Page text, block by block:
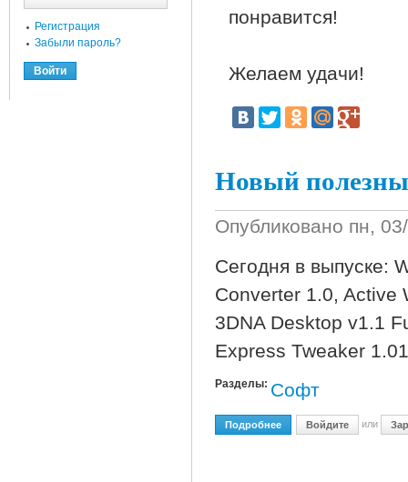
понравится!
Желаем удачи!
Новый
Опубликовано пн,
Сегодня в выпуске:
Converter 1.0, Active
3DNA Desktop v1.1
Express Tweaker
Разделы: Софт
Подробнее О Новый Полезный
Войдите или
Регистрация
Забыли пароль?